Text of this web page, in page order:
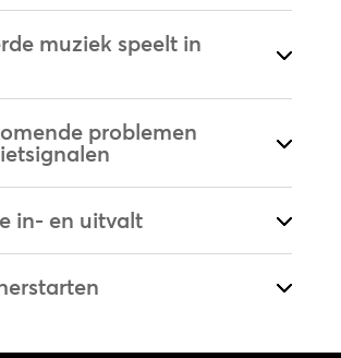
muziek speelt in
problemen
in- en uitvalt